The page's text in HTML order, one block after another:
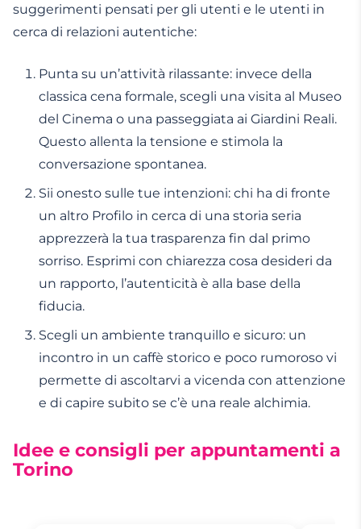
suggerimenti pensati per gli utenti e le utenti in
cerca di relazioni autentiche:
Punta su un’attività rilassante: invece della
classica cena formale, scegli una visita al Museo
del Cinema o una passeggiata ai Giardini Reali.
Questo allenta la tensione e stimola la
conversazione spontanea.
Sii onesto sulle tue intenzioni: chi ha di fronte
un altro Profilo in cerca di una storia seria
apprezzerà la tua trasparenza fin dal primo
sorriso. Esprimi con chiarezza cosa desideri da
un rapporto, l’autenticità è alla base della
fiducia.
Scegli un ambiente tranquillo e sicuro: un
incontro in un caffè storico e poco rumoroso vi
permette di ascoltarvi a vicenda con attenzione
e di capire subito se c’è una reale alchimia.
Idee e consigli per appuntamenti a
Torino